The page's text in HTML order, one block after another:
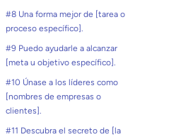
#8 Una forma mejor de [tarea o
proceso específico].
#9 Puedo ayudarle a alcanzar
[meta u objetivo específico].
#10 Únase a los líderes como
[nombres de empresas o
clientes].
#11 Descubra el secreto de [la